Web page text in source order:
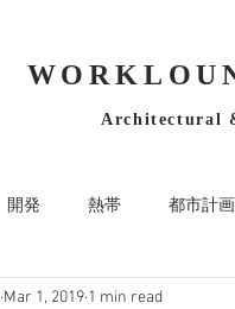
Architectural
開発 熱帯 都市計画
Mar 1, 2019 1 min read